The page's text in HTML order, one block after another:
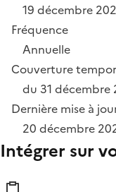
19 décembre
Fréquence
Annuelle
Couverture
du 31 décembre
Dernière mise à
20 décembre
Intégrer sur